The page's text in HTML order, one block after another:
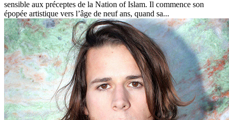
sensible aux préceptes de la Nation of Islam. Il commence son
épopée artistique vers l’âge de neuf ans, quand sa...